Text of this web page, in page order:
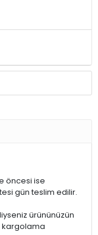
öncesi ise
gün teslim edilir.
ürününüzün
kargolama